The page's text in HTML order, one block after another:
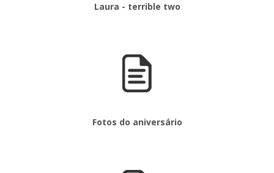
Laura - terrible two
Fotos do aniversário